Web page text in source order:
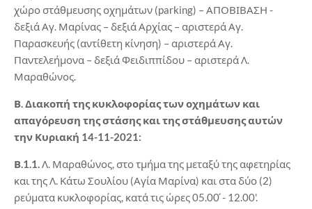
χώρο στάθμευσης οχημάτων (parking) – ΑΠΟΒΙΒΑΣΗ -
δεξιά Αγ. Μαρίνας – δεξιά Αρχίας – αριστερά Αγ.
Παρασκευής (αντίθετη κίνηση) – αριστερά Αγ.
Παντελεήμονα – δεξιά Φειδιππίδου – αριστερά Λ.
Μαραθώνος.
Β. Διακοπή της κυκλοφορίας των οχημάτων και
απαγόρευση της στάσης και της στάθμευσης αυτών
την Κυριακή 14-11-2021:
Β.1.1.Λ. Μαραθώνος, στο τμήμα της μεταξύ της αφετηρίας
και της Λ. Κάτω Σουλίου (Αγία Μαρίνα) και στα δύο (2)
ρεύματα κυκλοφορίας, κατά τις ώρες 05.00 ́- 12.00'.